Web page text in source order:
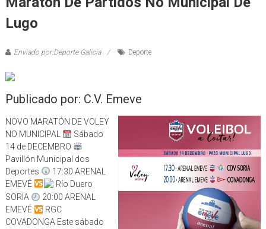
Lugo
Enviado por:Deporte Galicia Deporte
Publicado por: C.V. Emeve
NOVO MARATÓN DE VOLEY
NO MUNICIPAL
Sábado
14 de DECEMBRO
Pavillón Municipal dos
Deportes
17:30 ARENAL
EMEVÉ
Río Duero
SORIA
20:00 ARENAL
EMEVÉ
RGC
COVADONGA Este sábado